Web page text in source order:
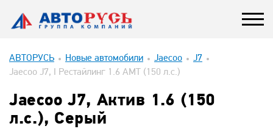
АВТОРУСЬ Новые автомобили Jaecoo
J7
Jaecoo J7, I Рестайлинг 1.6 AMT (150 л.с.)
Jaecoo J7, Актив 1.6 (150
л.с.), Серый